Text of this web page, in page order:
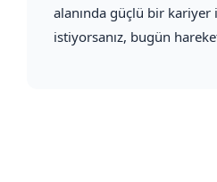
alanında güçlü bir kariyer
istiyorsanız, bugün